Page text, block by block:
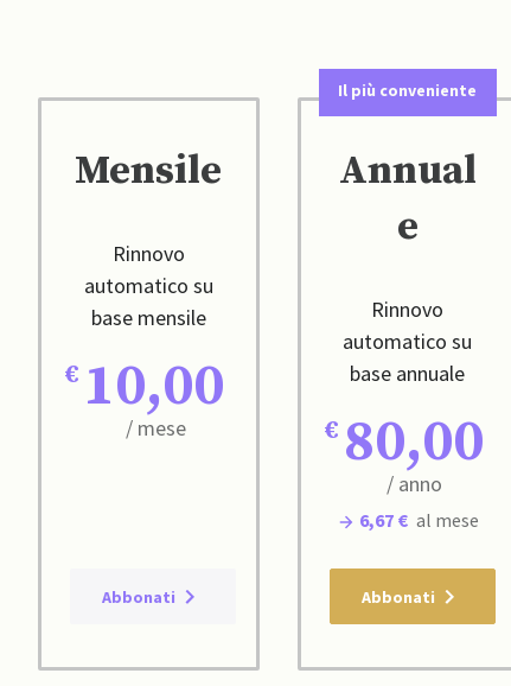
Mensile
Rinnovo
automatico su
base mensile
10,00
/ mese
Abbonati
Il più conveniente
Annual
e
Rinnovo
automatico su
base annuale
80,00
/ anno
6,67 € al mese
Abbonati